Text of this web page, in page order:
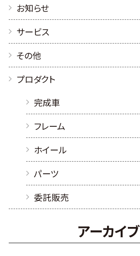
お知らせ
サービス
その他
プロダクト
完成車
フレーム
ホイール
パーツ
委託販売
アーカイブ